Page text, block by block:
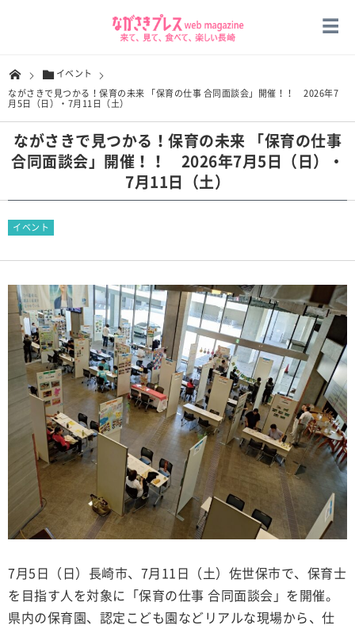
イベント
ながさきで見つかる！保育の未来 「保育の仕事 合同面談会」開催！！ 2026年7
月5日（日）・7月11日（土）
ながさきで見つかる！保育の未来 「保育の仕事
合同面談会」開催！！ 2026年7月5日（日）・
7月11日（土）
イベント
7月5日（日）長崎市、7月11日（土）佐世保市で、保育士
を目指す人を対象に「保育の仕事 合同面談会」を開催。
県内の保育園、認定こども園などリアルな現場から、仕